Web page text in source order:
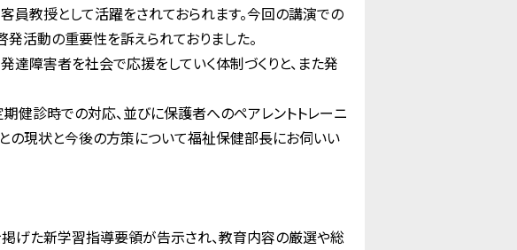
教授として活躍をされておられます。今回の講演での
活動の重要性を訴えられておりました。
障害者を社会で応援をしていく体制づくりと、また発
健診時での対応、並びに保護者へのペアレントトレーニ
の現状と今後の方策について福祉保健部長にお伺いい
げた新学習指導要領が告示され、教育内容の厳選や総